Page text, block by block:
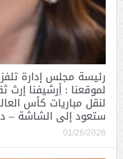
رئيسة مجلس إدارة
لموقعنا : أِرشيفنا
ستعود إلى الشاشة –
01/26/2026